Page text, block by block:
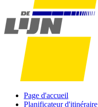
Page d'accueil
Planificateur d'itinéraire